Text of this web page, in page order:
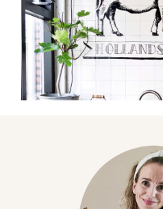
koe in